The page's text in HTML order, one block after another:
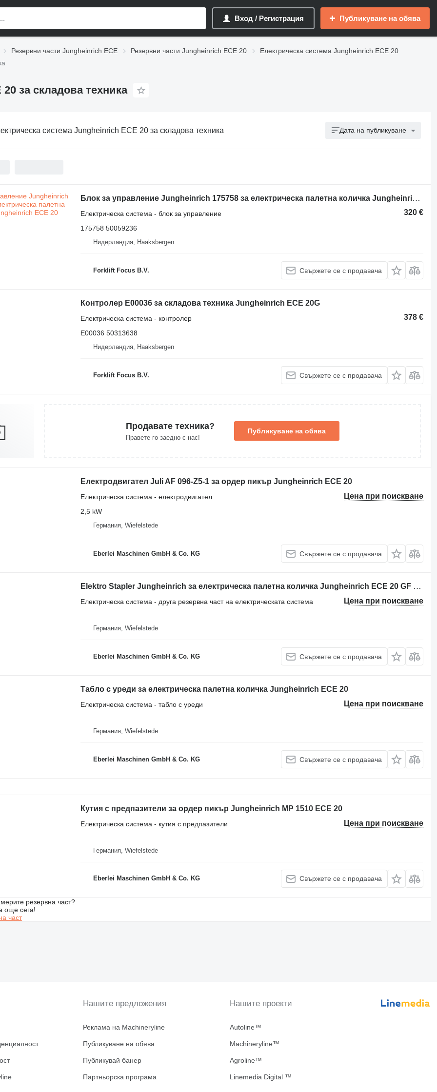
Вход / Регистрация Публикуване на обява
Резервни части Jungheinrich ECE Резервни части Jungheinrich ECE 20
Електрическа система Jungheinrich ECE 20
за складова техника
система Jungheinrich ECE 20 за складова техника Дата на публикуване
Блок за управление Jungheinrich 175758 за електрическа палетна количка Jungheinrich ECE 20
320 €
Електрическа система - блок за управление
175758 50059236
Нидерландия, Haaksbergen
Forklift Focus B.V. Свържете се с продавача
Контролер E00036 за складова техника Jungheinrich ECE 20G
378 €
Електрическа система - контролер
E00036 50313638
Нидерландия, Haaksbergen
Forklift Focus B.V. Свържете се с продавача
Продавате техника?
Правете го заедно с нас!
Публикуване на обява
Електродвигател Juli AF 096-Z5-1 за ордер пикър Jungheinrich ECE 20
Цена при поискване
Електрическа система - електродвигател
2,5 kW
Германия, Wiefelstede
Eberlei Maschinen GmbH & Co. KG Свържете се с продавача
Elektro Stapler Jungheinrich за електрическа палетна количка Jungheinrich ECE 20 GF 106-G3
Цена при поискване
Електрическа система - друга резервна част на електрическата система
Германия, Wiefelstede
Eberlei Maschinen GmbH & Co. KG Свържете се с продавача
Табло с уреди за електрическа палетна количка Jungheinrich ECE 20
Цена при поискване
Електрическа система - табло с уреди
Германия, Wiefelstede
Eberlei Maschinen GmbH & Co. KG Свържете се с продавача
Кутия с предпазители за ордер пикър Jungheinrich MP 1510 ECE 20
Цена при поискване
Електрическа система - кутия с предпазители
Германия, Wiefelstede
Eberlei Maschinen GmbH & Co. KG Свържете се с продавача
резервна част?
още сега!
част
Нашите предложения
Реклама на Machineryline
Публикуване на обява
Публикувай банер
Партньорска програма
Нашите проекти
Autoline™
Machineryline™
Agroline™
Linemedia Digital ™